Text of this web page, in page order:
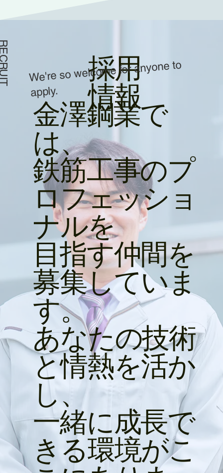
​採用
情報
We're so welcome for anyone to
apply.
金澤鋼業で
は、
鉄筋工事のプ
ロフェッショ
ナルを
目指す仲間を
募集していま
す。
あなたの技術
と情熱を活か
し、
一緒に成長で
きる環境がこ